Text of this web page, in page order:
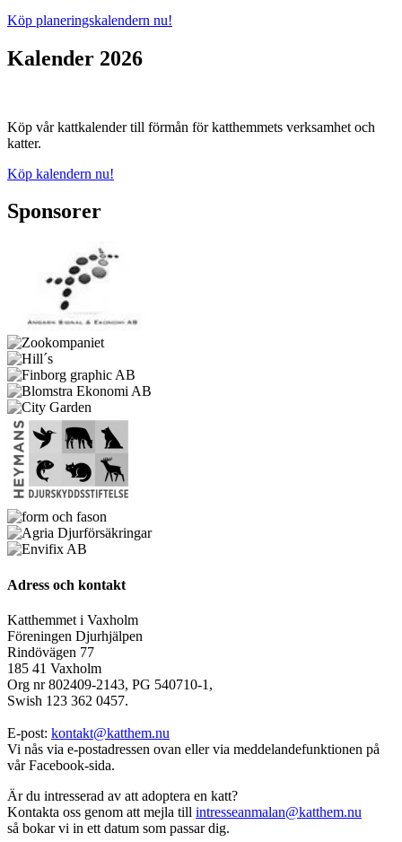
Köp planeringskalendern nu!
Kalender 2026
Köp vår kattkalender till förmån för katthemmets verksamhet och
katter.
Köp kalendern nu!
Sponsorer
Adress och kontakt
Katthemmet i Vaxholm
Föreningen Djurhjälpen
Rindövägen 77
185 41 Vaxholm
Org nr 802409-2143, PG 540710-1,
Swish 123 362 0457.
E-post: kontakt@katthem.nu
Vi nås via e-postadressen ovan eller via meddelandefunktionen på
vår Facebook-sida.
Är du intresserad av att adoptera en katt?
Kontakta oss genom att mejla till intresseanmalan@katthem.nu
så bokar vi in ett datum som passar dig.